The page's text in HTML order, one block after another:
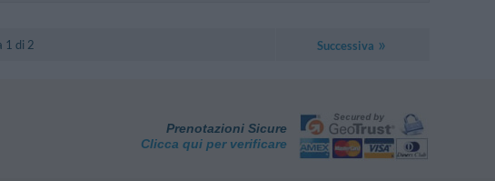
1 di 2 Successiva
Prenotazioni Sicure
Clicca qui per verificare